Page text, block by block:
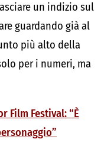
un indizio sul
guardando già al
più alto della
per i numeri, ma
Film Festival: “È